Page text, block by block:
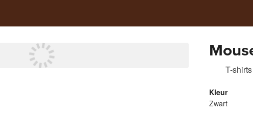
T-shirts
Kleur
Zwart